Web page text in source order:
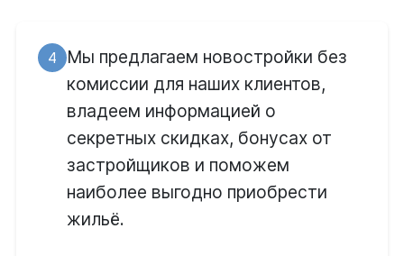
4
Мы предлагаем новостройки без
комиссии для наших клиентов,
владеем информацией о
секретных скидках, бонусах от
застройщиков и поможем
наиболее выгодно приобрести
жильё.